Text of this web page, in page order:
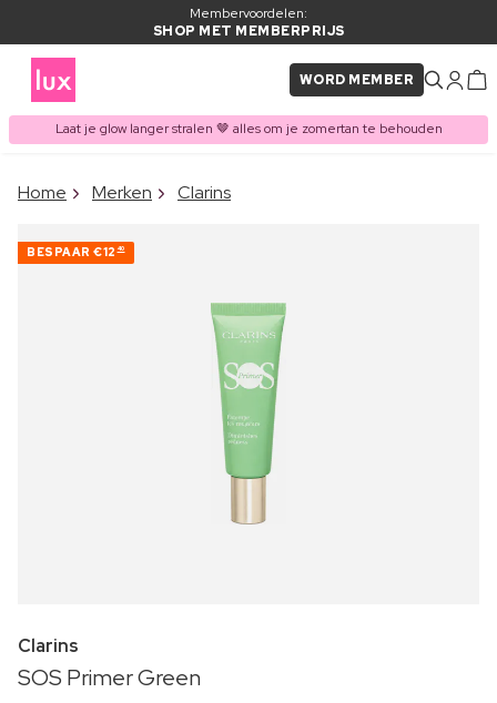
Membervoordelen:
SHOP MET MEMBERPRIJS
WORD MEMBER
Laat je glow langer stralen 🤎 alles om je zomertan te behouden
ITEM TOEGEVOEGD AAN
Home Merken Clarins
BESPAAR €12 40
Clarins
SOS Primer Green